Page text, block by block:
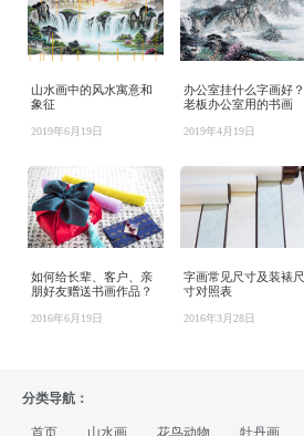
山水画中的风水寓意和
象征
2019年6月19日
办公室挂什么字画好？
老板办公室用的书画
2019年4月19日
如何给长辈、客户、亲
朋好友赠送书画作品？
2016年6月19日
字画常见尺寸及装裱尺
寸对照表
2016年3月28日
分类导航：
首页 山水画 花鸟动物 牡丹画